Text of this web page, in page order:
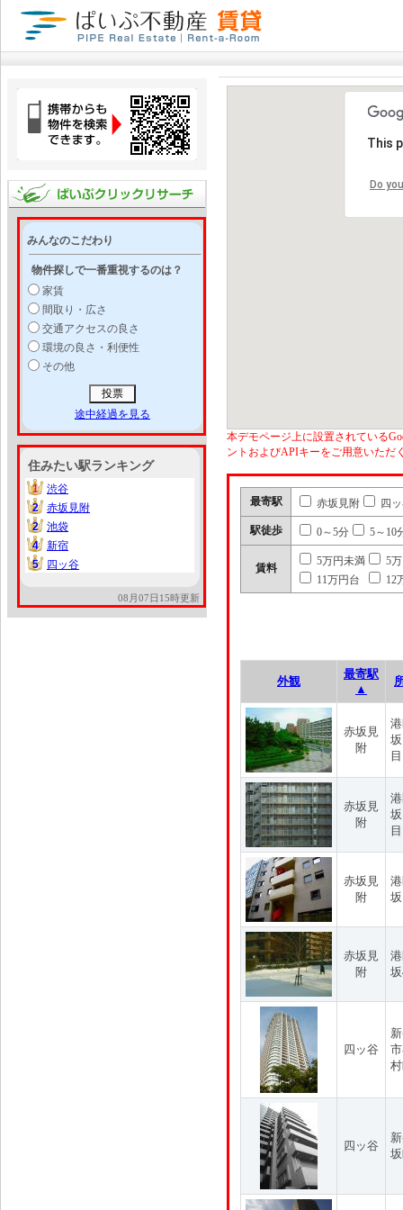
みんなのこだわり
物件探しで一番重視するのは？
家賃
間取り・広さ
交通アクセスの良さ
環境の良さ・利便性
その他
途中経過を見る
住みたい駅ランキング
1
1
渋谷
2
2
赤坂見附
2
2
池袋
4
4
新宿
5
5 四ッ谷
08月07日15時更新
This
Do
本デモページ上に設置されている
ントおよびAPIキーをご用意いただ
最寄駅 赤坂見附 四
駅徒歩 0～5分 5～10
賃料
5万円未満
5
11万円台
12
外観
最寄駅
▲
赤坂見
附
目
赤坂見
附
目
赤坂見
附
赤坂見
附
四ッ谷
四ッ谷